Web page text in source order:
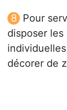
Pour
disposer
décorer de